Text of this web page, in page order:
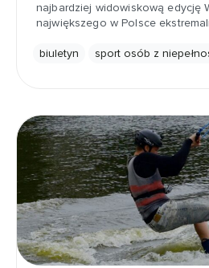
najbardziej widowiskową edycję
największego w Polsce
biuletyn sport osób z